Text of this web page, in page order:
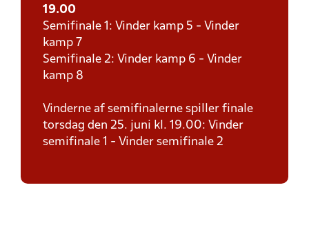
19.00
Semifinale 1: Vinder kamp 5 - Vinder
kamp 7
Semifinale 2: Vinder kamp 6 - Vinder
kamp 8
Vinderne af semifinalerne spiller finale
torsdag den 25. juni kl. 19.00: Vinder
semifinale 1 - Vinder semifinale 2